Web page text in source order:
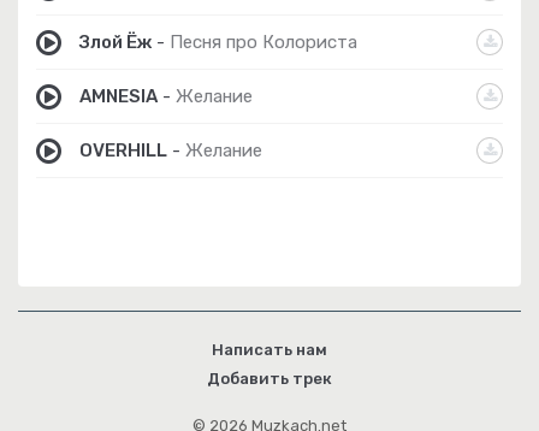
Злой Ёж - Песня про Колориста
AMNESIA - Желание
OVERHILL - Желание
Написать нам
Добавить трек
© 2026 Muzkach.net